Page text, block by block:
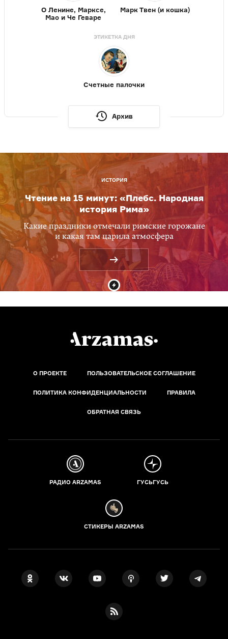
О Ленине, Марксе,
Мао и Че Геваре
Марк Твен (и кошка)
ЭТИКЕТКА ДНЯ
Счетные палочки
Архив
ИСТОРИЯ
Чтение на 15 минут: «Плебс. Народная
история Рима»
Какие праздники отмечали римские горожане
и какая там царила атмосфера
О ПРОЕКТЕ ПОЛЬЗОВАТЕЛЬСКОЕ СОГЛАШЕНИЕ
ПОЛИТИКА КОНФИДЕНЦИАЛЬНОСТИ ПРАВИЛА
ОБРАТНАЯ СВЯЗЬ
РАДИО ARZAMAS ГУСЬГУСЬ
СТИКЕРЫ ARZAMAS